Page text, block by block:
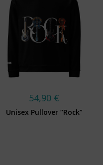
54,90 €
Unisex Pullover “Rock”